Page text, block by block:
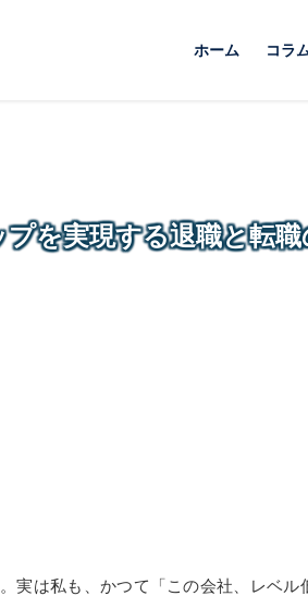
ホーム コラ
を実現する退職と転職
実は私も、かつて「この会社、レベル